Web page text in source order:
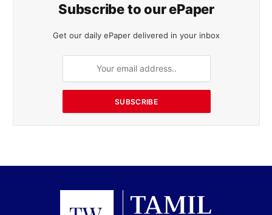
Subscribe to our ePaper
Get our daily ePaper delivered in your inbox
SUBSCRIBE